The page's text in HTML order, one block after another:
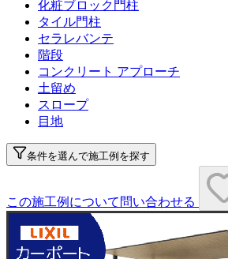
化粧ブロック門柱
タイル門柱
セラレバンテ
階段
コンクリート アプローチ
土留め
スロープ
目地
条件を選んで施工例を探す
この施工例について問い合わせる